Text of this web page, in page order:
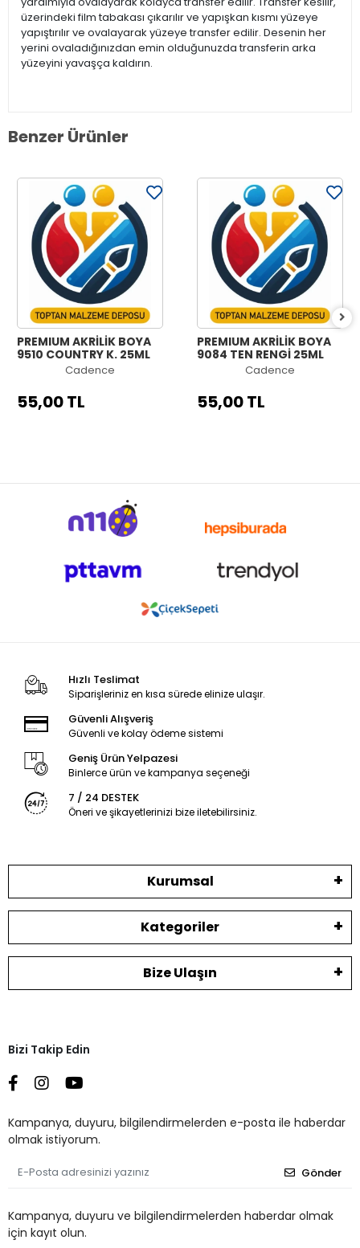
üzerindeki film tabakası çıkarılır ve yapışkan kısmı yüzeye
yapıştırılır ve ovalayarak yüzeye transfer edilir. Desenin her
yerini ovaladığınızdan emin olduğunuzda transferin arka
yüzeyini yavaşça kaldırın.
Benzer Ürünler
PREMIUM AKRİLİK BOYA
9510 COUNTRY K. 25ML
Cadence
55,00 TL
PREMIUM AKRİLİK BOYA
9084 TEN RENGİ 25ML
Cadence
55,00 TL
Hızlı Teslimat
Siparişleriniz en kısa sürede elinize ulaşır.
Güvenli Alışveriş
Güvenli ve kolay ödeme sistemi
Geniş Ürün Yelpazesi
Binlerce ürün ve kampanya seçeneği
7 / 24 DESTEK
Öneri ve şikayetlerinizi bize iletebilirsiniz.
Kurumsal
Kategoriler
Bize Ulaşın
Bizi Takip Edin
Kampanya, duyuru, bilgilendirmelerden e-posta ile haberdar
olmak istiyorum.
Gönder
Kampanya, duyuru ve bilgilendirmelerden haberdar olmak
için kayıt olun.